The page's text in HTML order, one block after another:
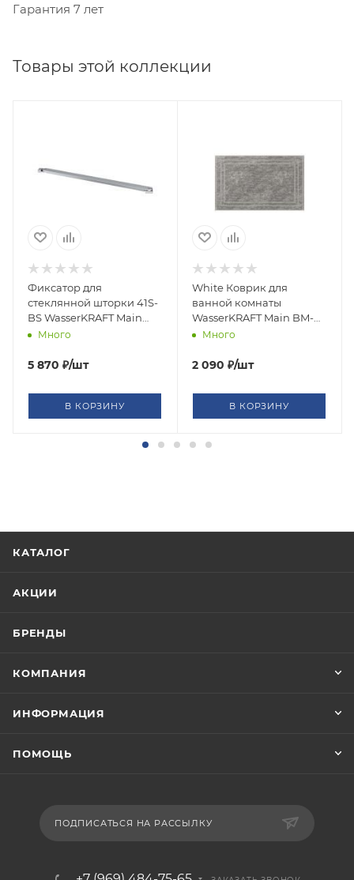
Гарантия 7 лет
Товары этой коллекции
Фиксатор для
стеклянной шторки 41S-
BS WasserKRAFT Main
D468
Много
5 870 ₽/шт
В КОРЗИНУ
White Коврик для
ванной комнаты
WasserKRAFT Main BM-
4702Много
2 090 ₽/шт
В КОРЗИНУ
КАТАЛОГ
АКЦИИ
БРЕНДЫ
КОМПАНИЯ
ИНФОРМАЦИЯ
ПОМОЩЬ
ПОДПИСАТЬСЯ НА РАССЫЛКУ